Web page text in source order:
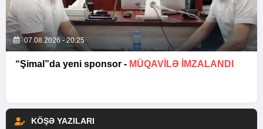
07.08.2026 - 20:25
“Şimal”da yeni sponsor - MÜQAVİLƏ İMZALANDI
KÖŞƏ YAZILARI